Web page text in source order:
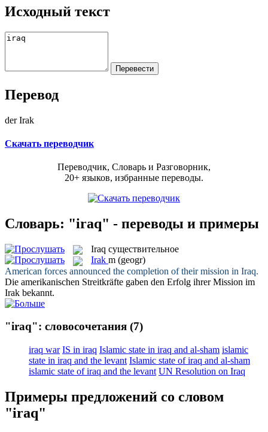
Исходный текст
Перевод
der Irak
Скачать переводчик
Переводчик, Словарь и Разговорник,
20+ языков, избранные переводы.
Словарь: "iraq" - переводы и примеры
Iraq существительное
Irak m (geogr)
American forces announced the completion of their mission in Iraq.
Die amerikanischen Streitkräfte gaben den Erfolg ihrer Mission im
Irak bekannt.
"iraq": словосочетания (7)
iraq war IS in iraq Islamic state in iraq and al-sham islamic
state in iraq and the levant Islamic state of iraq and al-sham
islamic state of iraq and the levant UN Resolution on Iraq
Примеры предложений со словом
"iraq"